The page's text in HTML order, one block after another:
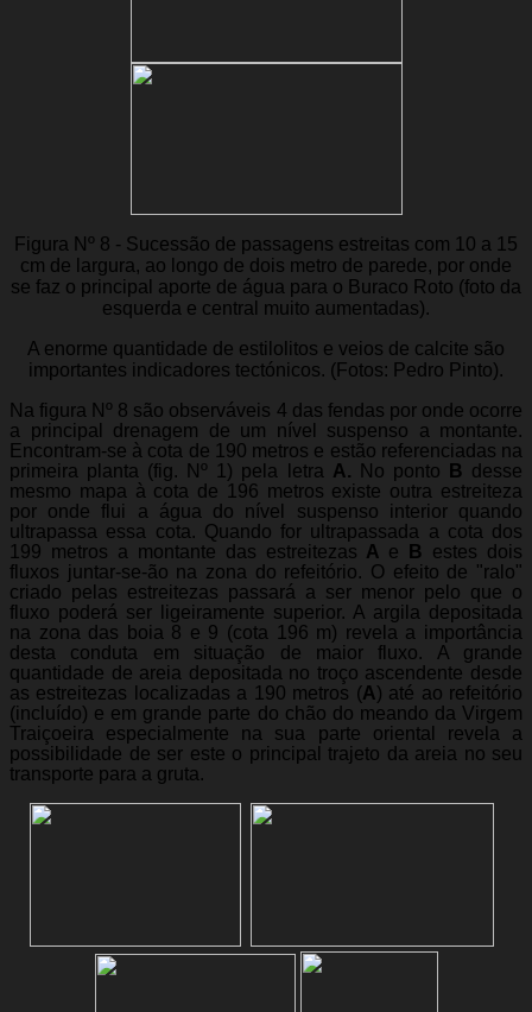
Figura Nº 8 - Sucessão de passagens estreitas com 10 a 15
cm de largura, ao longo de dois metro de parede, por onde
se faz o principal aporte de água para o Buraco Roto (foto da
esquerda e central muito aumentadas).
A enorme quantidade de estilolitos e veios de calcite são
importantes indicadores tectónicos. (Fotos: Pedro Pinto).
Na figura Nº 8 são observáveis 4 das fendas por onde ocorre
a principal drenagem de um nível suspenso a montante.
Encontram-se à cota de 190 metros e estão referenciadas na
primeira planta (fig. Nº 1) pela letra A. No ponto B desse
mesmo mapa à cota de 196 metros existe outra estreiteza
por onde flui a água do nível suspenso interior quando
ultrapassa essa cota. Quando for ultrapassada a cota dos
199 metros a montante das estreitezas A e B estes dois
fluxos juntar-se-ão na zona do refeitório. O efeito de "ralo"
criado pelas estreitezas passará a ser menor pelo que o
fluxo poderá ser ligeiramente superior. A argila depositada
na zona das boia 8 e 9 (cota 196 m) revela a importância
desta conduta em situação de maior fluxo. A grande
quantidade de areia depositada no troço ascendente desde
as estreitezas localizadas a 190 metros (A) até ao refeitório
(incluído) e em grande parte do chão do meando da Virgem
Traiçoeira especialmente na sua parte oriental revela a
possibilidade de ser este o principal trajeto da areia no seu
transporte para a gruta.